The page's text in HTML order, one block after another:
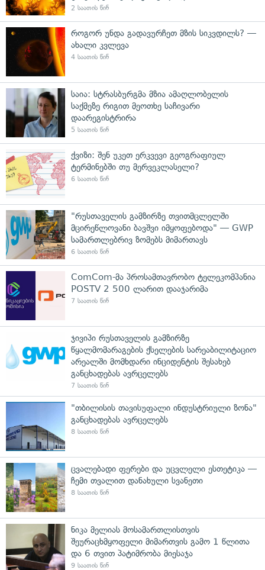
2 საათის წინ
როგორ უნდა გადავურჩეთ მზის სიკვდილს? —
ახალი კვლევა
4 საათის წინ
საია: სტრასბურგმა მზია ამაღლობელის
საქმეზე რიგით მეოთხე საჩივარი
დაარეგისტრირა
5 საათის წინ
ქვიზი: შენ უკეთ ერკვევი გეოგრაფიულ
ტერმინებში თუ მერვეკლასელი?
6 საათის წინ
"რუსთაველის გამზირზე თვითმცლელში
მცირეწლოვანი ბავშვი იმყოფებოდა" — GWP
სამართლებრივ ზომებს მიმართავს
6 საათის წინ
ComCom-მა პროსამთავრობო ტელეკომპანია
POSTV 2 500 ლარით დააჯარიმა
7 საათის წინ
ჯივიპი რუსთაველის გამზირზე
წყალმომარაგების ქსელების სარეაბილიტაციო
არეალში მომხდარი ინციდენტის შესახებ
განცხადებას ავრცელებს
7 საათის წინ
"თბილისის თავისუფალი ინდუსტრიული ზონა"
განცხადებას ავრცელებს
8 საათის წინ
ცვალებადი ფერები და უცვლელი ესთეტიკა —
ჩემი თვალით დანახული სვანეთი
8 საათის წინ
ნიკა მელიას მოსამართლისთვის
შეურაცხმყოფელი მიმართვის გამო 1 წლითა
და 6 თვით პატიმრობა მიესაჯა
9 საათის წინ